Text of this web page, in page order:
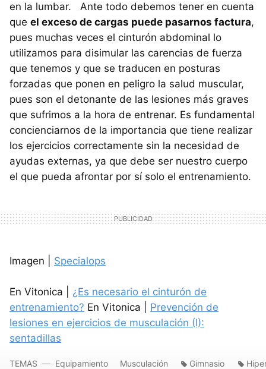
en la lumbar. Ante todo debemos tener en cuenta
que el exceso de cargas puede pasarnos factura,
pues muchas veces el cinturón abdominal lo
utilizamos para disimular las carencias de fuerza
que tenemos y que se traducen en posturas
forzadas que ponen en peligro la salud muscular,
pues son el detonante de las lesiones más graves
que sufrimos a la hora de entrenar. Es fundamental
concienciarnos de la importancia que tiene realizar
los ejercicios correctamente sin la necesidad de
ayudas externas, ya que debe ser nuestro cuerpo
el que pueda afrontar por sí solo el entrenamiento.
Imagen | Specialops
En Vitonica | ¿Es necesario el cinturón de
entrenamiento? En Vitonica | Prevención de
lesiones en ejercicios de musculación (I):
sentadillas
TEMAS Equipamiento Musculación Gimnasio